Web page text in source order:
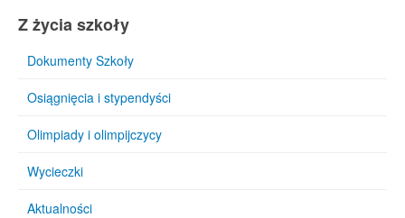
Z życia szkoły
Dokumenty Szkoły
Osiągnięcia i stypendyści
Olimpiady i olimpijczycy
Wycieczki
Aktualności